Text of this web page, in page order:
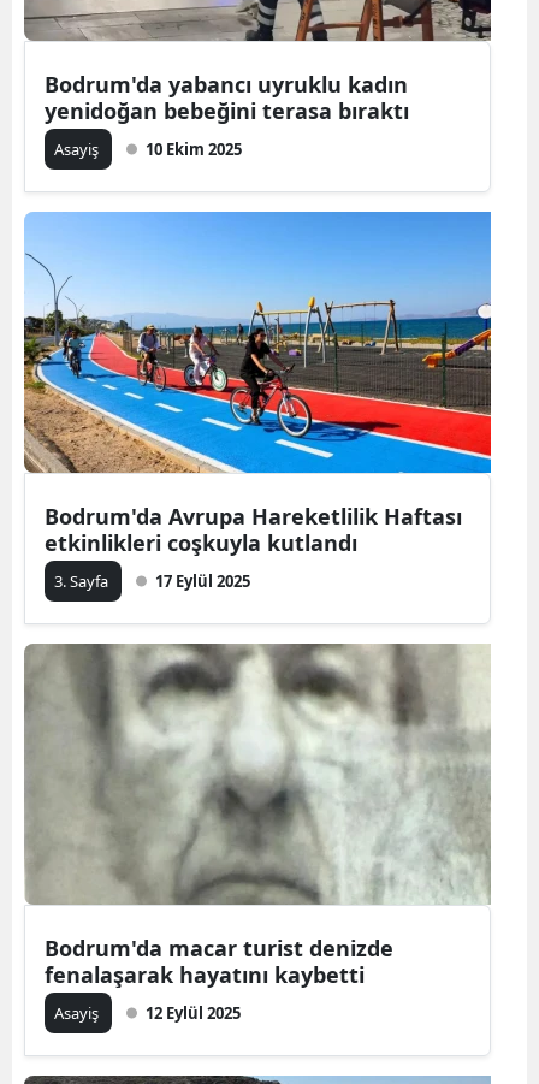
Bodrum'da yabancı uyruklu kadın
yenidoğan bebeğini terasa bıraktı
Asayiş 10 Ekim 2025
Bodrum'da Avrupa Hareketlilik Haftası
etkinlikleri coşkuyla kutlandı
3. Sayfa 17 Eylül 2025
Bodrum'da macar turist denizde
fenalaşarak hayatını kaybetti
Asayiş 12 Eylül 2025